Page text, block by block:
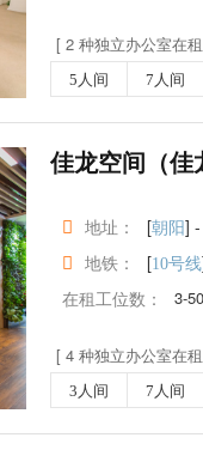
[ 2 种独立办公室在
5人间 7人间
佳龙空间（佳
地址： [朝阳]
地铁：
[10号线
在租工位数：
3-
[ 4 种独立办公室在
3人间 7人间